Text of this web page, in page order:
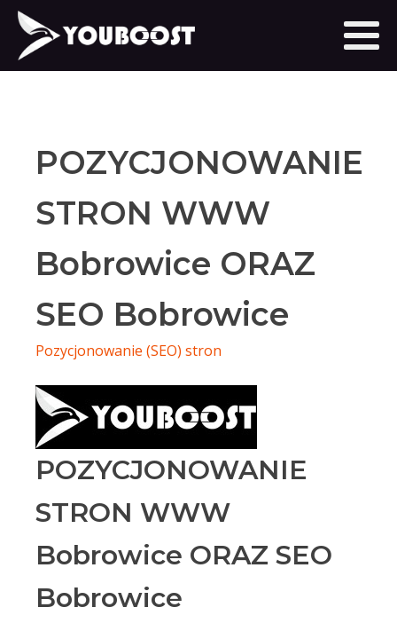
POZYCJONOWANIE
STRON WWW
Bobrowice ORAZ
SEO Bobrowice
Pozycjonowanie (SEO) stron
POZYCJONOWANIE
STRON WWW
Bobrowice ORAZ SEO
Bobrowice